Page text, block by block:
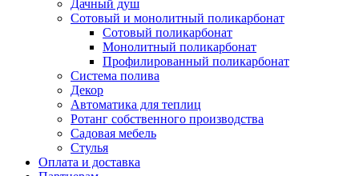
Дачный душ
Сотовый и монолитный поликарбонат
Сотовый поликарбонат
Монолитный поликарбонат
Профилированный поликарбонат
Система полива
Декор
Автоматика для теплиц
Ротанг собственного производства
Садовая мебель
Стулья
Оплата и доставка